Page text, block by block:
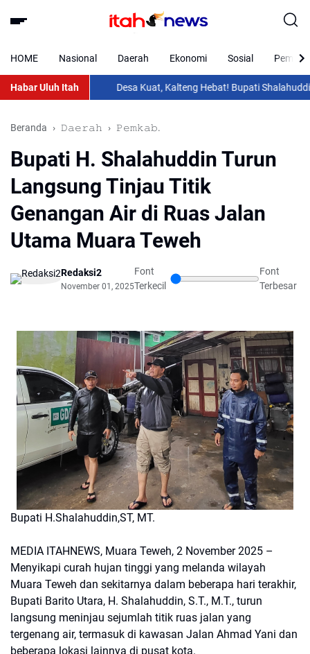
HOME Nasional Daerah Ekonomi Sosial
Habar Uluh Itah Desa Kuat, Kalteng Hebat! Bupati Shalahuddin
Beranda 𝙳𝚊𝚎𝚛𝚊𝚑 𝙿𝚎𝚖𝚔𝚊𝚋.
Bupati H. Shalahuddin Turun
Langsung Tinjau Titik
Genangan Air di Ruas Jalan
Utama Muara Teweh
Redaksi2
November 01, 2025
Font
Terkecil
Font
Terbesar
Bupati H.Shalahuddin,ST, MT.
MEDIA ITAHNEWS, Muara Teweh, 2 November 2025 –
Menyikapi curah hujan tinggi yang melanda wilayah
Muara Teweh dan sekitarnya dalam beberapa hari terakhir,
Bupati Barito Utara, H. Shalahuddin, S.T., M.T., turun
langsung meninjau sejumlah titik ruas jalan yang
tergenang air, termasuk di kawasan Jalan Ahmad Yani dan
beberapa lokasi lainnya di pusat kota.